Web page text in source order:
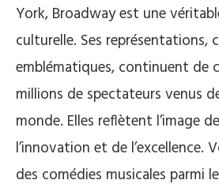
York, Broadway est une
culturelle. Ses représentations,
emblématiques, continuent de
millions de spectateurs venus
monde. Elles reflètent l’image
l’innovation et de l’excellence.
des comédies musicales parmi